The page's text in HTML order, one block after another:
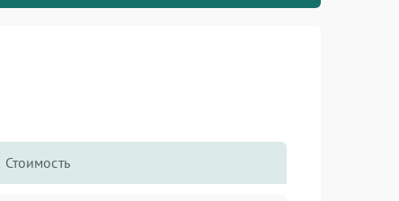
Стоимость